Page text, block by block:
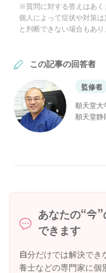
※質問に対する答えはあく
個人によって症状や対策
と判断できない場合もあり
この記事の回答者
監修者
順天堂
順天堂
ディー
あなたの“今
できます
自分だけでは解決で
養士などの専門家に個